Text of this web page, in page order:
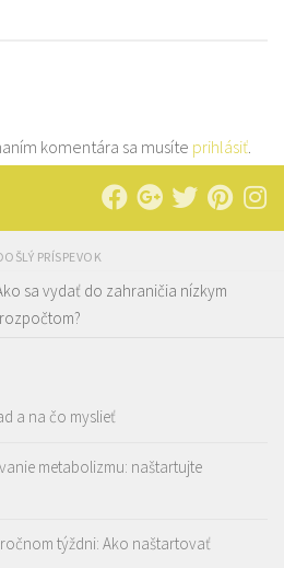
komentára sa musíte prihlásiť.
PRÍSPEVOK
sa vydať do zahraničia nízkym
rozpočtom?
a na čo myslieť
metabolizmu: naštartujte
týždni: Ako naštartovať